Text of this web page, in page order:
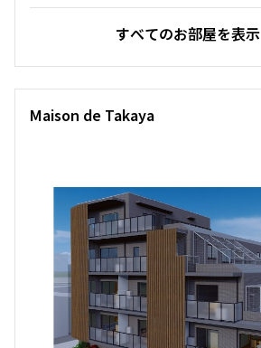
すべてのお部屋を表示
Maison de Takaya